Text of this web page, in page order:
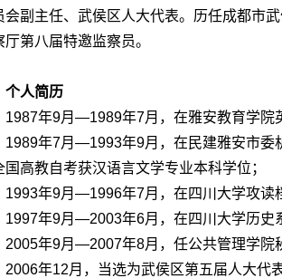
会副主任、武侯区人大代表。历任成都市
厅第八届特邀监察员。
个人简历
1987年9月―1989年7月，在雅安教育学院
1989年7月―1993年9月，在民建雅安市委
国高教自考获汉语言文学专业本科学位；
1993年9月―1996年7月，在四川大学攻读
1997年9月―2003年6月，在四川大学历史
2005年9月―2007年8月，任公共管理学院
2006年12月，当选为武侯区第五届人大代